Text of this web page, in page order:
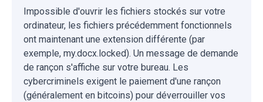
Impossible d'ouvrir les fichiers stockés sur votre
ordinateur, les fichiers précédemment fonctionnels
ont maintenant une extension différente (par
exemple, my.docx.locked). Un message de demande
de rançon s'affiche sur votre bureau. Les
cybercriminels exigent le paiement d'une rançon
(généralement en bitcoins) pour déverrouiller vos